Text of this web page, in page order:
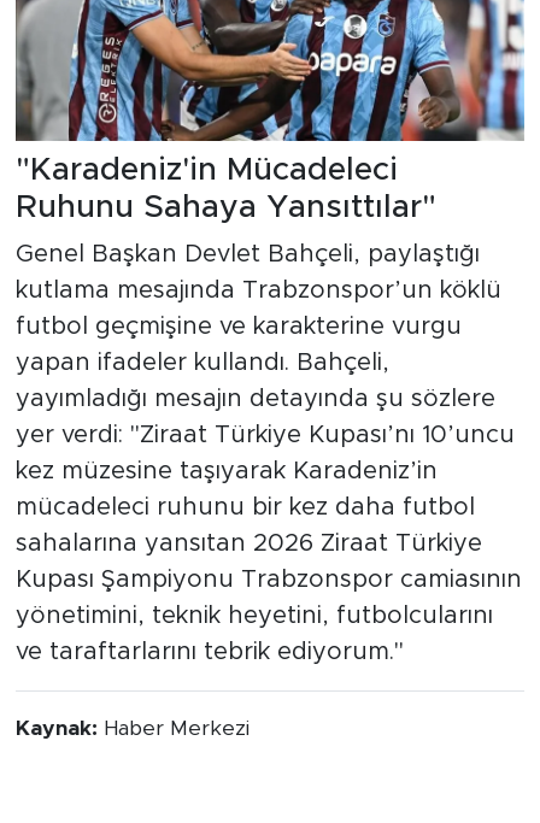
"Karadeniz'in Mücadeleci
Ruhunu Sahaya Yansıttılar"
Genel Başkan Devlet Bahçeli, paylaştığı
kutlama mesajında Trabzonspor’un köklü
futbol geçmişine ve karakterine vurgu
yapan ifadeler kullandı. Bahçeli,
yayımladığı mesajın detayında şu sözlere
yer verdi: "Ziraat Türkiye Kupası’nı 10’uncu
kez müzesine taşıyarak Karadeniz’in
mücadeleci ruhunu bir kez daha futbol
sahalarına yansıtan 2026 Ziraat Türkiye
Kupası Şampiyonu Trabzonspor camiasının
yönetimini, teknik heyetini, futbolcularını
ve taraftarlarını tebrik ediyorum."
Kaynak: Haber Merkezi